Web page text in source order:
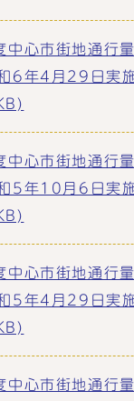
中心市街地通行
6年4月29日実
中心市街地通行
5年10月6日実
中心市街地通行
5年4月29日実
中心市街地通行